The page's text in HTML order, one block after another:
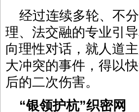
经过连续多轮、不
理、法交融的专业引
向理性对话，就人道
大冲突的事件，得以
后的二次伤害。
“银领护杭”织密网